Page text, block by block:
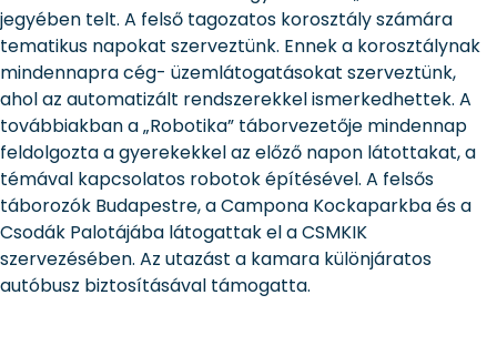
jegyében telt. A felső tagozatos korosztály számára
tematikus napokat szerveztünk. Ennek a korosztálynak
mindennapra cég- üzemlátogatásokat szerveztünk,
ahol az automatizált rendszerekkel ismerkedhettek. A
továbbiakban a „Robotika” táborvezetője mindennap
feldolgozta a gyerekekkel az előző napon látottakat, a
témával kapcsolatos robotok építésével. A felsős
táborozók Budapestre, a Campona Kockaparkba és a
Csodák Palotájába látogattak el a CSMKIK
szervezésében. Az utazást a kamara különjáratos
autóbusz biztosításával támogatta.